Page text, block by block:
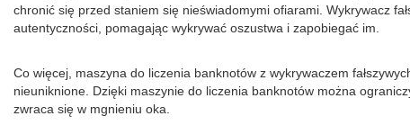
chronić się przed staniem się nieświadomymi ofiarami. Wykrywacz
autentyczności, pomagając wykrywać oszustwa i zapobiegać im.
Co więcej, maszyna do liczenia banknotów z wykrywaczem
nieuniknione. Dzięki maszynie do liczenia banknotów można
zwraca się w mgnieniu oka.